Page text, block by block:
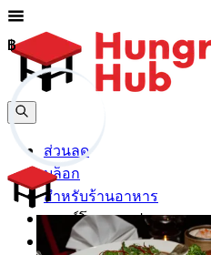
ส่วนลด
บล็อก
สำหรับร้านอาหาร
ดาวน์โหลดแอปฯ
ช่วยเหลือ
฿
฿